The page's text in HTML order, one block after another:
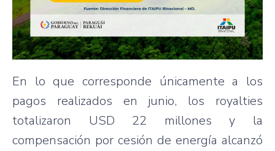
En lo que corresponde únicamente a los
pagos realizados en junio, los royalties
totalizaron USD 22 millones y la
compensación por cesión de energía alcanzó